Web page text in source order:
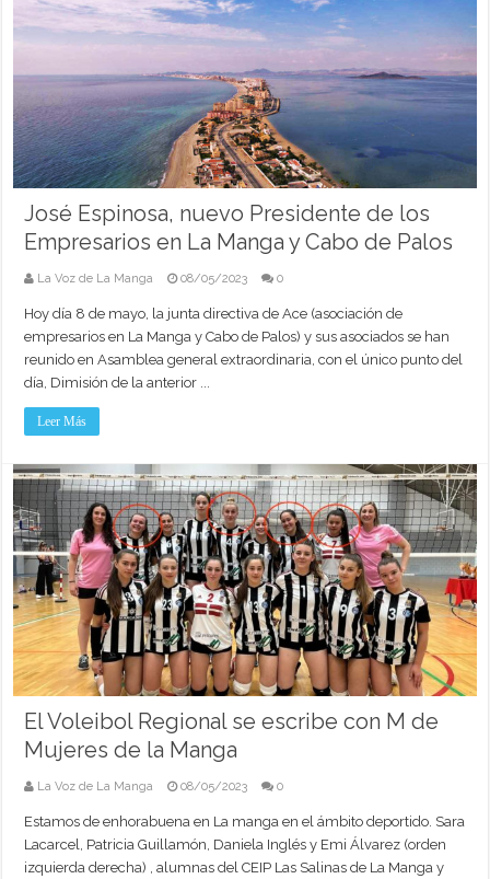
José Espinosa, nuevo Presidente de los
Empresarios en La Manga y Cabo de Palos
La Voz de La Manga 08/05/2023 0
Hoy día 8 de mayo, la junta directiva de Ace (asociación de
empresarios en La Manga y Cabo de Palos) y sus asociados se han
reunido en Asamblea general extraordinaria, con el único punto del
día, Dimisión de la anterior ...
Leer Más
El Voleibol Regional se escribe con M de
Mujeres de la Manga
La Voz de La Manga 08/05/2023 0
Estamos de enhorabuena en La manga en el ámbito deportido. Sara
Lacarcel, Patricia Guillamón, Daniela Inglés y Emi Álvarez (orden
izquierda derecha) , alumnas del CEIP Las Salinas de La Manga y